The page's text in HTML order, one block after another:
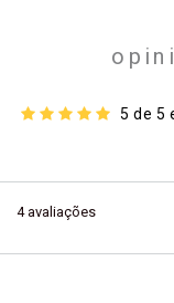
5 de 5
4avaliações